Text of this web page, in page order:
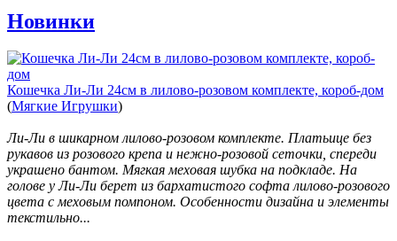
Новинки
Кошечка Ли-Ли 24см в лилово-розовом комплекте, короб-дом
(Мягкие Игрушки)
Ли-Ли в шикарном лилово-розовом комплекте. Платьице без
рукавов из розового крепа и нежно-розовой сеточки, спереди
украшено бантом. Мягкая меховая шубка на подкладе. На
голове у Ли-Ли берет из бархатистого софта лилово-розового
цвета с меховым помпоном. Особенности дизайна и элементы
текстильно...